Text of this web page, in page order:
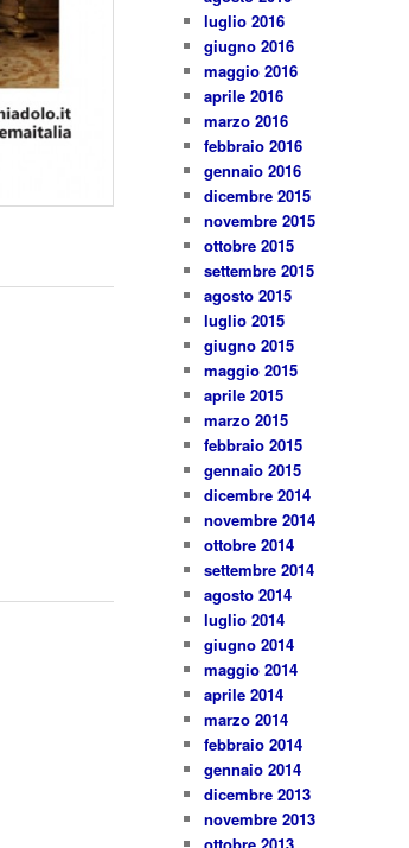
luglio 2016
giugno 2016
maggio 2016
aprile 2016
marzo 2016
febbraio 2016
gennaio 2016
dicembre 2015
novembre 2015
ottobre 2015
settembre 2015
agosto 2015
luglio 2015
giugno 2015
maggio 2015
aprile 2015
marzo 2015
febbraio 2015
gennaio 2015
dicembre 2014
novembre 2014
ottobre 2014
settembre 2014
agosto 2014
luglio 2014
giugno 2014
maggio 2014
aprile 2014
marzo 2014
febbraio 2014
gennaio 2014
dicembre 2013
novembre 2013